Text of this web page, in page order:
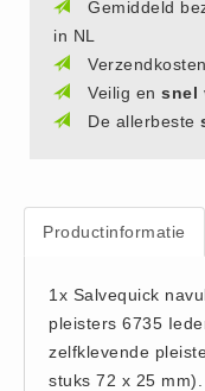
AED batterijen (12)
AED binnen - buiten
AED elektroden (18)
AED tassen (14)
BHV Kasten
BHV Kleding
Hesjes (9)
BHV middelen
Gemiddeld
in NL
Veilig en snel
De allerbeste
Productinformatie
1x Salvequick
pleisters 6735
zelfklevende
stuks 72 x 25